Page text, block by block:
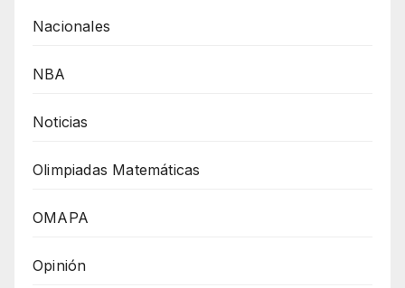
Nacionales
NBA
Noticias
Olimpiadas Matemáticas
OMAPA
Opinión